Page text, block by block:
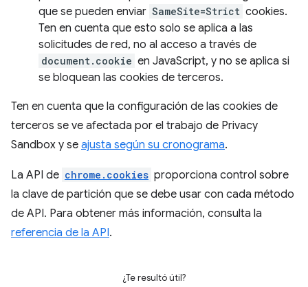
que se pueden enviar SameSite=Strict cookies.
Ten en cuenta que esto solo se aplica a las
solicitudes de red, no al acceso a través de
document.cookie en JavaScript, y no se aplica si
se bloquean las cookies de terceros.
Ten en cuenta que la configuración de las cookies de
terceros se ve afectada por el trabajo de Privacy
Sandbox y se ajusta según su cronograma.
La API de chrome.cookies proporciona control sobre
la clave de partición que se debe usar con cada método
de API. Para obtener más información, consulta la
referencia de la API.
¿Te resultó útil?